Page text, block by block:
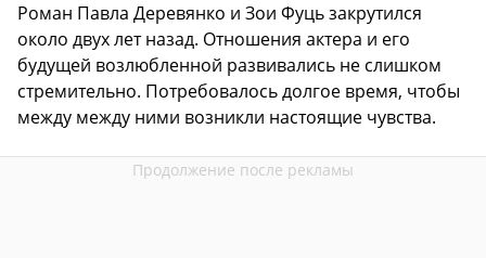
Роман Павла Деревянко и Зои Фуць закрутился
около двух лет назад. Отношения актера и его
будущей возлюбленной развивались не слишком
стремительно. Потребовалось долгое время, чтобы
между между ними возникли настоящие чувства.